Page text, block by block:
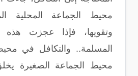
محيط الجماعة المحلية
وتقويها، فإذا عجزت هذه
المسلمة.. والتكافل في
محيط الجماعة الصغيرة